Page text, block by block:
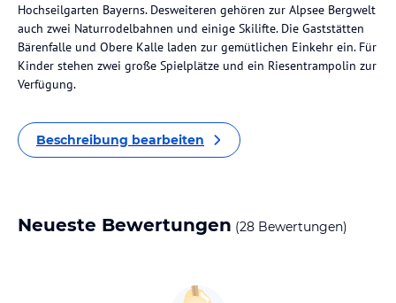
Hochseilgarten Bayerns. Desweiteren gehören zur Alpsee Bergwelt
auch zwei Naturrodelbahnen und einige Skilifte. Die Gaststätten
Bärenfalle und Obere Kalle laden zur gemütlichen Einkehr ein. Für
Kinder stehen zwei große Spielplätze und ein Riesentrampolin zur
Verfügung.
Beschreibung bearbeiten
Neueste Bewertungen (28 Bewertungen)